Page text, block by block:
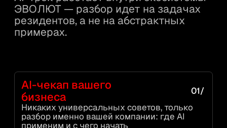
Собственное пространство клуба
в Москве. Здесь проходят
мероприятия и встречи резидентов.
У каждого резидента есть ключ —
можно прийти в любой момент:
для переговоров, рабочей встречи
или просто так.
ДОМ ЭВОЛЮТ